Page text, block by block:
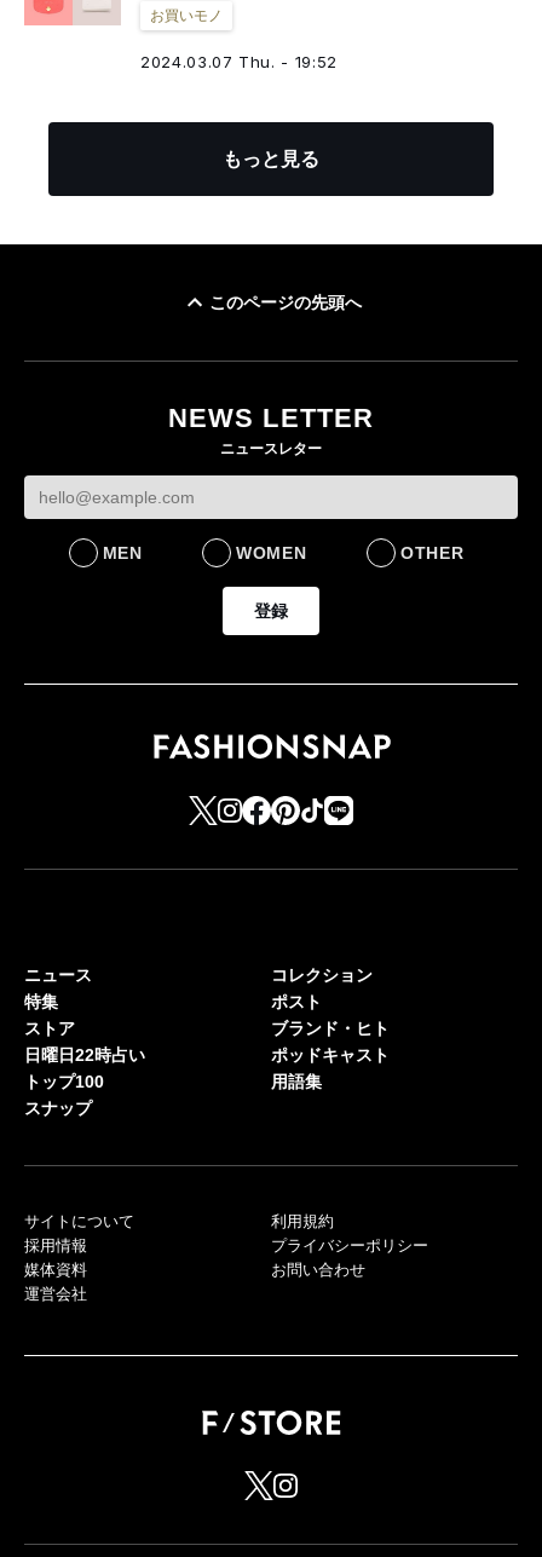
お買いモノ
2024.03.07 Thu. - 19:52
もっと見る
このページの先頭へ
NEWS LETTER
ニュースレター
MEN WOMEN OTHER
登録
ニュース
特集
ストア
日曜日22時占い
トップ100
スナップ
コレクション
ポスト
ブランド・ヒト
ポッドキャスト
用語集
サイトについて
採用情報
媒体資料
運営会社
利用規約
プライバシーポリシー
お問い合わせ